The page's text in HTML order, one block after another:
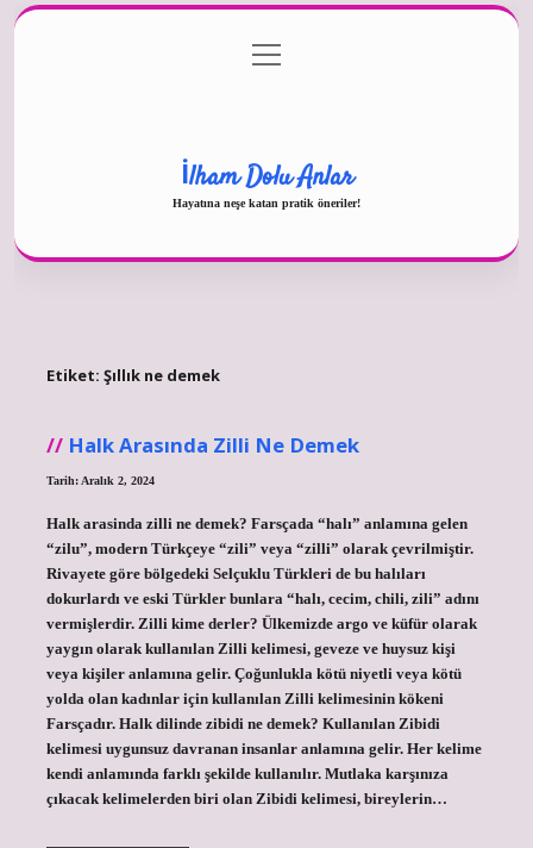
Gizlilik Politikası
menüyü
aç
İlham Dolu Anlar
Hayatına neşe katan pratik öneriler!
Etiket: Şıllık ne demek
Halk Arasında Zilli Ne Demek
Tarih: Aralık 2, 2024
Halk arasinda zilli ne demek? Farsçada “halı” anlamına gelen
“zilu”, modern Türkçeye “zili” veya “zilli” olarak çevrilmiştir.
Rivayete göre bölgedeki Selçuklu Türkleri de bu halıları
dokurlardı ve eski Türkler bunlara “halı, cecim, chili, zili” adını
vermişlerdir. Zilli kime derler? Ülkemizde argo ve küfür olarak
yaygın olarak kullanılan Zilli kelimesi, geveze ve huysuz kişi
veya kişiler anlamına gelir. Çoğunlukla kötü niyetli veya kötü
yolda olan kadınlar için kullanılan Zilli kelimesinin kökeni
Farsçadır. Halk dilinde zibidi ne demek? Kullanılan Zibidi
kelimesi uygunsuz davranan insanlar anlamına gelir. Her kelime
kendi anlamında farklı şekilde kullanılır. Mutlaka karşınıza
çıkacak kelimelerden biri olan Zibidi kelimesi, bireylerin…